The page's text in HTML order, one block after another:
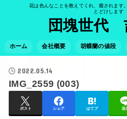
花は色んなことを教えてくれ、癒されます
とどけします
団塊世代
ホーム 会社概要 胡蝶蘭の値段
2022.05.14
IMG_2559 (003)
ポスト シェア はてブ 送